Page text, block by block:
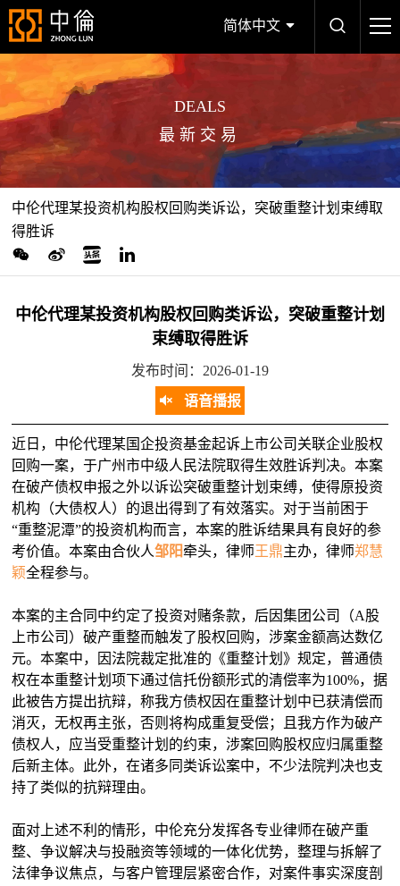
简体中文
DEALS
最新交易
中伦代理某投资机构股权回购类诉讼，突破重整计划束缚取
得胜诉
中伦代理某投资机构股权回购类诉讼，突破重整计划
束缚取得胜诉
发布时间：2026-01-19
语音播报
近日，中伦代理某国企投资基金起诉上市公司关联企业股权
回购一案，于广州市中级人民法院取得生效胜诉判决。本案
在破产债权申报之外以诉讼突破重整计划束缚，使得原投资
机构（大债权人）的退出得到了有效落实。对于当前困于
“重整泥潭”的投资机构而言，本案的胜诉结果具有良好的参
考价值。本案由合伙人邹阳牵头，律师王鼎主办，律师郑慧
颖全程参与。
本案的主合同中约定了投资对赌条款，后因集团公司（A股
上市公司）破产重整而触发了股权回购，涉案金额高达数亿
元。本案中，因法院裁定批准的《重整计划》规定，普通债
权在本重整计划项下通过信托份额形式的清偿率为100%，据
此被告方提出抗辩，称我方债权因在重整计划中已获清偿而
消灭，无权再主张，否则将构成重复受偿；且我方作为破产
债权人，应当受重整计划的约束，涉案回购股权应归属重整
后新主体。此外，在诸多同类诉讼案中，不少法院判决也支
持了类似的抗辩理由。
面对上述不利的情形，中伦充分发挥各专业律师在破产重
整、争议解决与投融资等领域的一体化优势，整理与拆解了
法律争议焦点，与客户管理层紧密合作，对案件事实深度剖